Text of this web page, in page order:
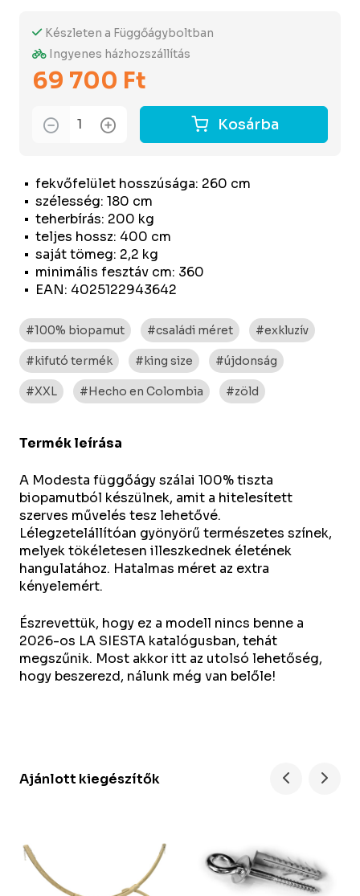
fekvőfelület hosszúsága: 260 cm
szélesség: 180 cm
teherbírás: 200 kg
teljes hossz: 400 cm
saját tömeg: 2,2 kg
minimális fesztáv cm: 360
EAN: 4025122943642
Készleten a Függőágyboltban
Ingyenes házhozszállítás
69 700 Ft
Kosárba
#100% biopamut #családi méret #exkluzív
#kifutó termék #king size #újdonság
#XXL #Hecho en Colombia #zöld
Termék leírása
A Modesta függőágy szálai 100% tiszta
biopamutból készülnek, amit a hitelesített
szerves művelés tesz lehetővé.
Lélegzetelállítóan gyönyörű természetes színek,
melyek tökéletesen illeszkednek életének
hangulatához. Hatalmas méret az extra
kényelemért.
Észrevettük, hogy ez a modell nincs benne a
2026-os LA SIESTA katalógusban, tehát
megszűnik. Most akkor itt az utolsó lehetőség,
hogy beszerezd, nálunk még van belőle!
Ajánlott kiegészítők